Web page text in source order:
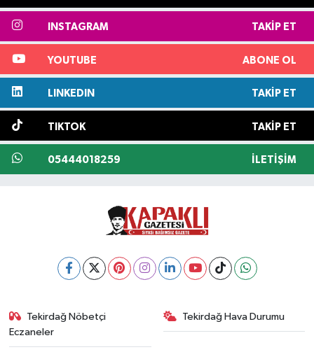
INSTAGRAM TAKIP ET
YOUTUBE ABONE OL
LINKEDIN TAKIP ET
TIKTOK TAKIP ET
05444018259 İLETIŞIM
Tekirdağ Nöbetçi
Eczaneler
Tekirdağ Hava Durumu